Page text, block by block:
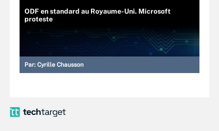
ODF en standard au Royaume-Uni. Microsoft
proteste
Par: Cyrille Chausson